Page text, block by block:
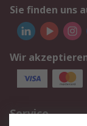
Sie finden uns
Wir
Service